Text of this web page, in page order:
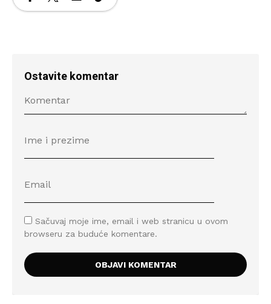
Ostavite komentar
Sačuvaj moje ime, email i web stranicu u ovom
browseru za buduće komentare.